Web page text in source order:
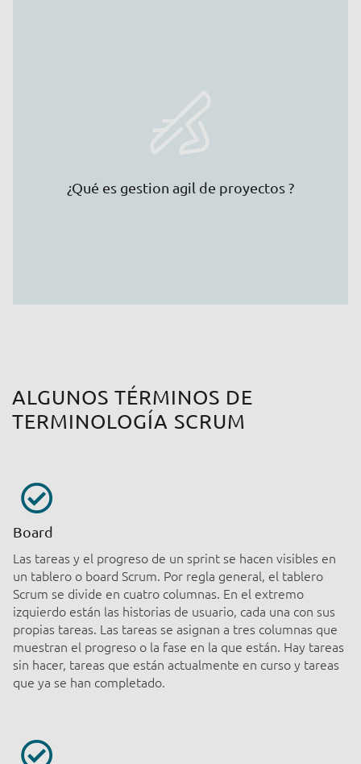
¿Qué es gestion agil de proyectos ?
intermedio le sigue su feedback, que a su vez se
que se centran en la experiencia del usuario (UX).
ALGUNOS TÉRMINOS DE
TERMINOLOGÍA SCRUM
Board
Las tareas y el progreso de un sprint se hacen visibles en
un tablero o board Scrum. Por regla general, el tablero
Scrum se divide en cuatro columnas. En el extremo
izquierdo están las historias de usuario, cada una con sus
propias tareas. Las tareas se asignan a tres columnas que
muestran el progreso o la fase en la que están. Hay tareas
sin hacer, tareas que están actualmente en curso y tareas
que ya se han completado.